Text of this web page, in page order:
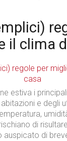
il clima
estiva i
e degli
di
di